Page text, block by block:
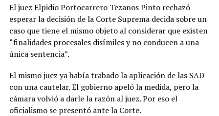
El juez Elpidio Portocarrero Tezanos Pinto rechazó
esperar la decisión de la Corte Suprema decida sobre un
caso que tiene el mismo objeto al considerar que existen
“finalidades procesales disímiles y no conducen a una
única sentencia”.
El mismo juez ya había trabado la aplicación de las SAD
con una cautelar. El gobierno apeló la medida, pero la
cámara volvió a darle la razón al juez. Por eso el
oficialismo se presentó ante la Corte.